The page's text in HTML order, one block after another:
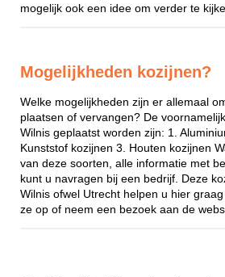
mogelijk ook een idee om verder te
Mogelijkheden kozijnen?
Welke mogelijkheden zijn er allemaal
plaatsen of vervangen? De
Wilnis geplaatst worden zijn: 1.
Kunststof kozijnen 3. Houten kozijnen
van deze soorten, alle informatie met
kunt u navragen bij een bedrijf. Deze
Wilnis ofwel Utrecht helpen u hier
ze op of neem een bezoek aan de